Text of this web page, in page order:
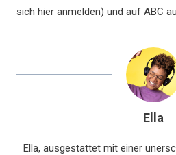
sich hier anmelden) und auf ABC
Ella
Ella, ausgestattet mit einer